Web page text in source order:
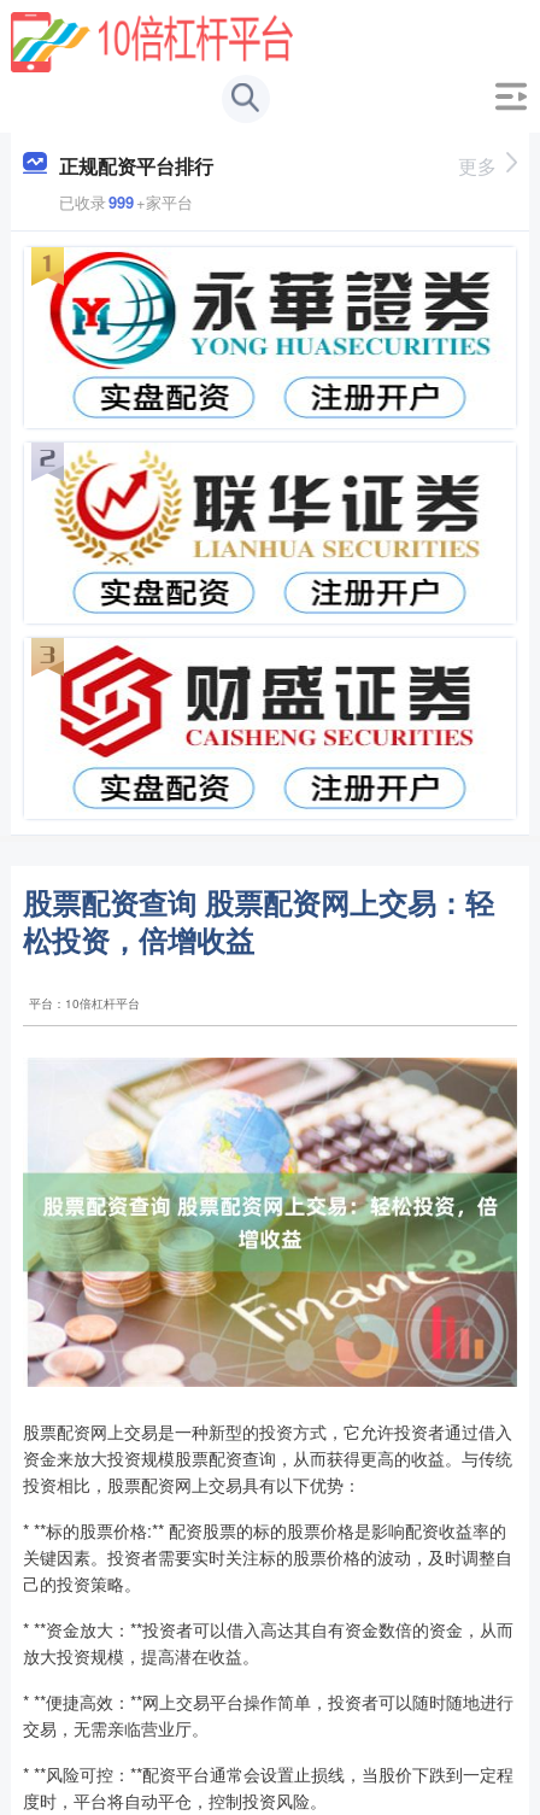
正规配资平台排行
已收录999+家平台
更多
股票配资查询 股票配资网上交易：轻
松投资，倍增收益
平台：10倍杠杆平台
股票配资网上交易是一种新型的投资方式，它允许投资者通过借入
资金来放大投资规模股票配资查询，从而获得更高的收益。与传统
投资相比，股票配资网上交易具有以下优势：
* **标的股票价格:** 配资股票的标的股票价格是影响配资收益率的
关键因素。投资者需要实时关注标的股票价格的波动，及时调整自
己的投资策略。
* **资金放大：**投资者可以借入高达其自有资金数倍的资金，从而
放大投资规模，提高潜在收益。
* **便捷高效：**网上交易平台操作简单，投资者可以随时随地进行
交易，无需亲临营业厅。
* **风险可控：**配资平台通常会设置止损线，当股价下跌到一定程
度时，平台将自动平仓，控制投资风险。